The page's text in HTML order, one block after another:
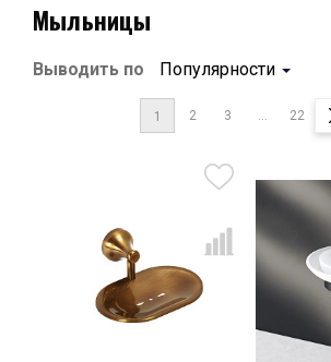
Мыльницы
Выводить по Популярности
1 2 3 ... 22